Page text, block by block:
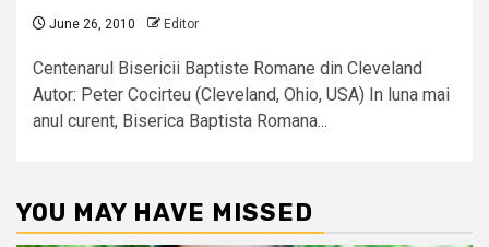
June 26, 2010 Editor
Centenarul Bisericii Baptiste Romane din Cleveland
Autor: Peter Cocirteu (Cleveland, Ohio, USA) In luna mai
anul curent, Biserica Baptista Romana...
YOU MAY HAVE MISSED